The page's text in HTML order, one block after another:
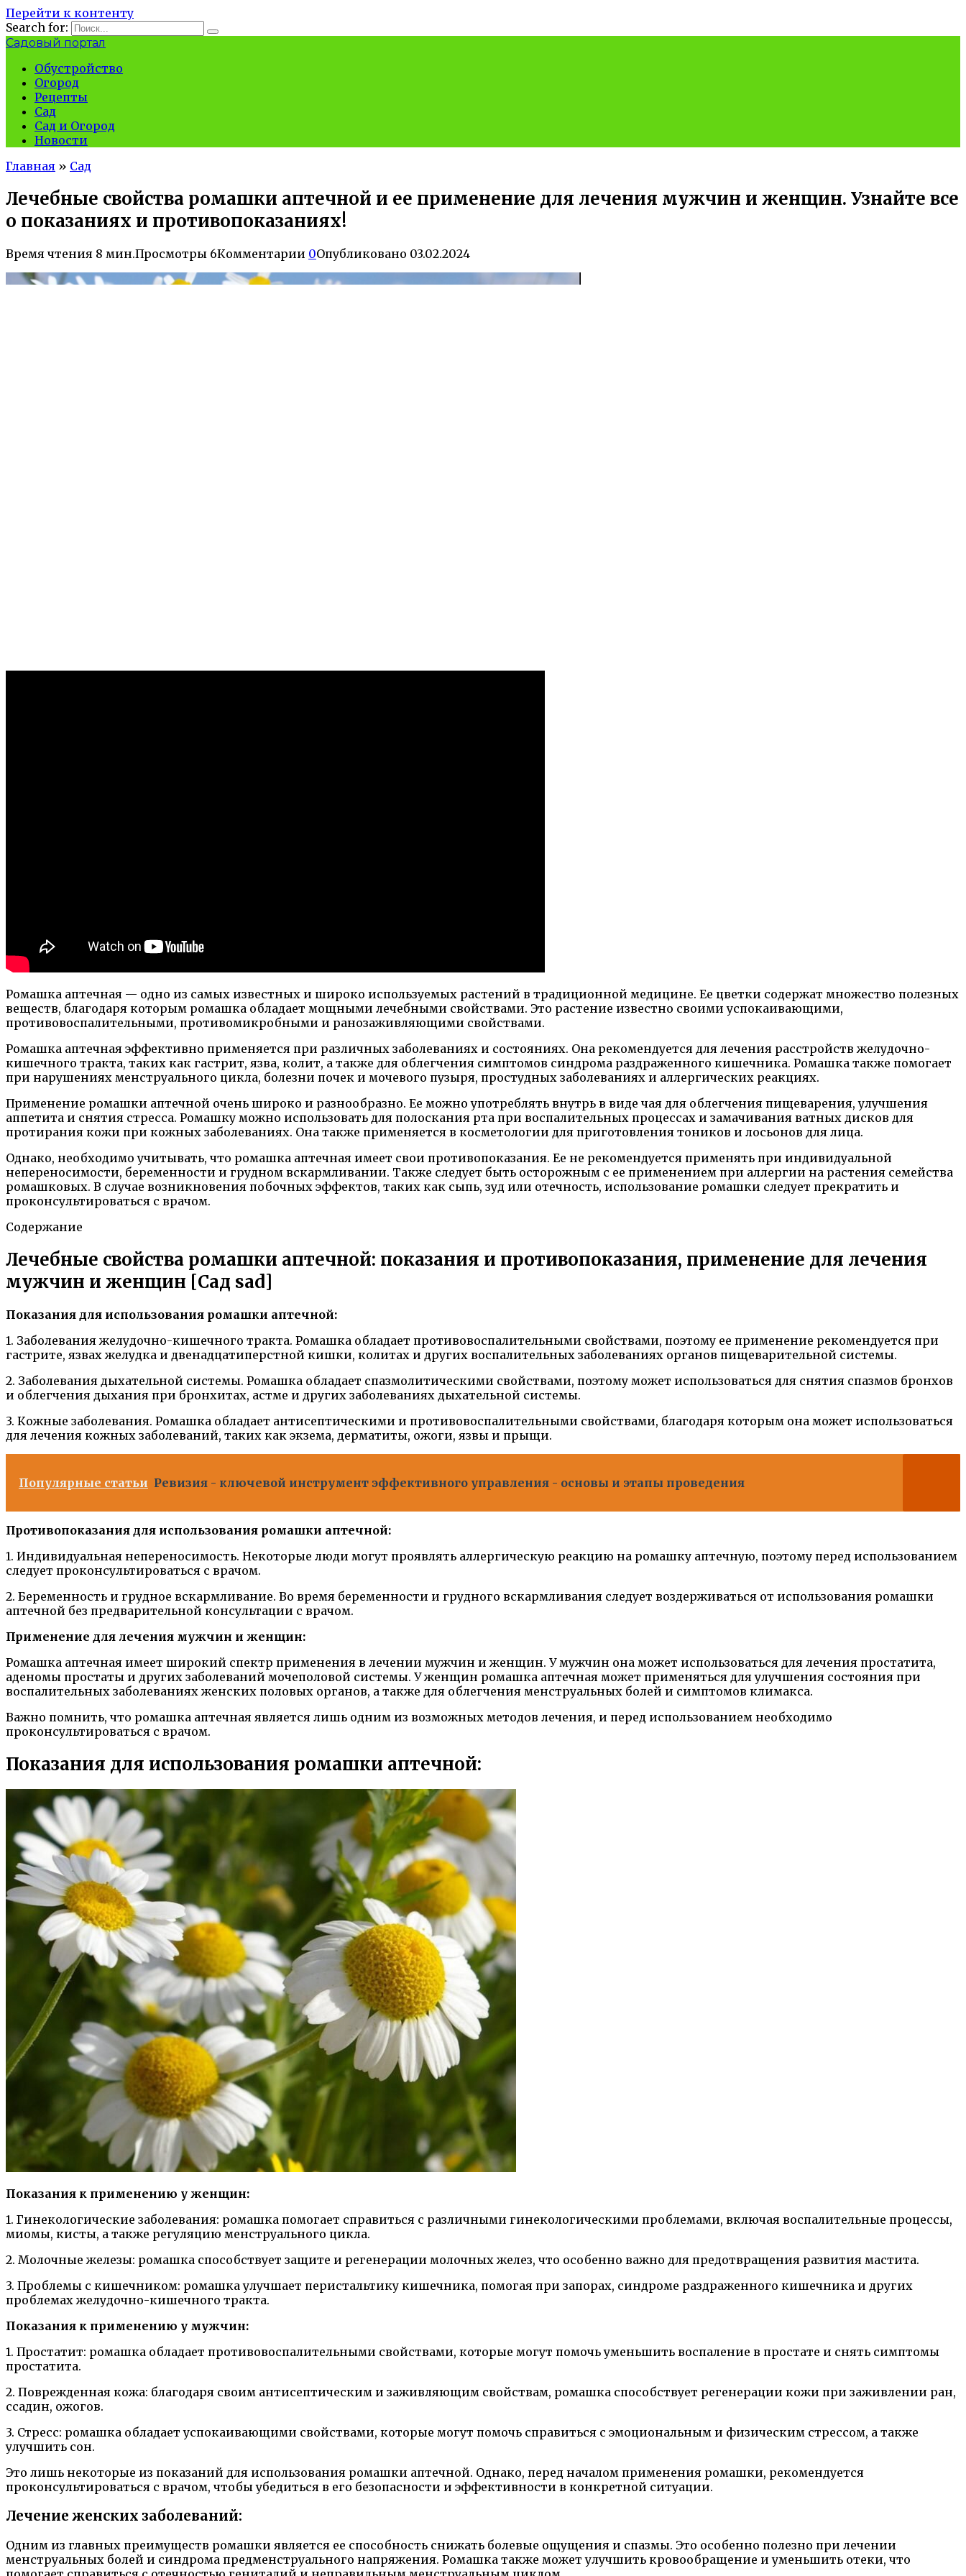
Перейти к контенту
Search for:
Садовый портал
Обустройство
Огород
Рецепты
Сад
Сад и Огород
Новости
Главная » Сад
Лечебные свойства ромашки аптечной и ее применение для лечения мужчин и женщин. Узнайте все
о показаниях и противопоказаниях!
Время чтения 8 мин.Просмотры 6Комментарии 0Опубликовано 03.02.2024
Ромашка аптечная — одно из самых известных и широко используемых растений в традиционной медицине. Ее цветки содержат множество полезных
веществ, благодаря которым ромашка обладает мощными лечебными свойствами. Это растение известно своими успокаивающими,
противовоспалительными, противомикробными и ранозаживляющими свойствами.
Ромашка аптечная эффективно применяется при различных заболеваниях и состояниях. Она рекомендуется для лечения расстройств желудочно-
кишечного тракта, таких как гастрит, язва, колит, а также для облегчения симптомов синдрома раздраженного кишечника. Ромашка также помогает
при нарушениях менструального цикла, болезни почек и мочевого пузыря, простудных заболеваниях и аллергических реакциях.
Применение ромашки аптечной очень широко и разнообразно. Ее можно употреблять внутрь в виде чая для облегчения пищеварения, улучшения
аппетита и снятия стресса. Ромашку можно использовать для полоскания рта при воспалительных процессах и замачивания ватных дисков для
протирания кожи при кожных заболеваниях. Она также применяется в косметологии для приготовления тоников и лосьонов для лица.
Однако, необходимо учитывать, что ромашка аптечная имеет свои противопоказания. Ее не рекомендуется применять при индивидуальной
непереносимости, беременности и грудном вскармливании. Также следует быть осторожным с ее применением при аллергии на растения семейства
ромашковых. В случае возникновения побочных эффектов, таких как сыпь, зуд или отечность, использование ромашки следует прекратить и
проконсультироваться с врачом.
Содержание
Лечебные свойства ромашки аптечной: показания и противопоказания, применение для лечения
мужчин и женщин [Сад sad]
Показания для использования ромашки аптечной:
1. Заболевания желудочно-кишечного тракта. Ромашка обладает противовоспалительными свойствами, поэтому ее применение рекомендуется при
гастрите, язвах желудка и двенадцатиперстной кишки, колитах и других воспалительных заболеваниях органов пищеварительной системы.
2. Заболевания дыхательной системы. Ромашка обладает спазмолитическими свойствами, поэтому может использоваться для снятия спазмов бронхов
и облегчения дыхания при бронхитах, астме и других заболеваниях дыхательной системы.
3. Кожные заболевания. Ромашка обладает антисептическими и противовоспалительными свойствами, благодаря которым она может использоваться
для лечения кожных заболеваний, таких как экзема, дерматиты, ожоги, язвы и прыщи.
Популярные статьи Ревизия - ключевой инструмент эффективного управления - основы и этапы проведения
Противопоказания для использования ромашки аптечной:
1. Индивидуальная непереносимость. Некоторые люди могут проявлять аллергическую реакцию на ромашку аптечную, поэтому перед использованием
следует проконсультироваться с врачом.
2. Беременность и грудное вскармливание. Во время беременности и грудного вскармливания следует воздерживаться от использования ромашки
аптечной без предварительной консультации с врачом.
Применение для лечения мужчин и женщин:
Ромашка аптечная имеет широкий спектр применения в лечении мужчин и женщин. У мужчин она может использоваться для лечения простатита,
аденомы простаты и других заболеваний мочеполовой системы. У женщин ромашка аптечная может применяться для улучшения состояния при
воспалительных заболеваниях женских половых органов, а также для облегчения менструальных болей и симптомов климакса.
Важно помнить, что ромашка аптечная является лишь одним из возможных методов лечения, и перед использованием необходимо
проконсультироваться с врачом.
Показания для использования ромашки аптечной:
Показания к применению у женщин:
1. Гинекологические заболевания: ромашка помогает справиться с различными гинекологическими проблемами, включая воспалительные процессы,
миомы, кисты, а также регуляцию менструального цикла.
2. Молочные железы: ромашка способствует защите и регенерации молочных желез, что особенно важно для предотвращения развития мастита.
3. Проблемы с кишечником: ромашка улучшает перистальтику кишечника, помогая при запорах, синдроме раздраженного кишечника и других
проблемах желудочно-кишечного тракта.
Показания к применению у мужчин:
1. Простатит: ромашка обладает противовоспалительными свойствами, которые могут помочь уменьшить воспаление в простате и снять симптомы
простатита.
2. Поврежденная кожа: благодаря своим антисептическим и заживляющим свойствам, ромашка способствует регенерации кожи при заживлении ран,
ссадин, ожогов.
3. Стресс: ромашка обладает успокаивающими свойствами, которые могут помочь справиться с эмоциональным и физическим стрессом, а также
улучшить сон.
Это лишь некоторые из показаний для использования ромашки аптечной. Однако, перед началом применения ромашки, рекомендуется
проконсультироваться с врачом, чтобы убедиться в его безопасности и эффективности в конкретной ситуации.
Лечение женских заболеваний:
Одним из главных преимуществ ромашки является ее способность снижать болевые ощущения и спазмы. Это особенно полезно при лечении
менструальных болей и синдрома предменструального напряжения. Ромашка также может улучшить кровообращение и уменьшить отеки, что